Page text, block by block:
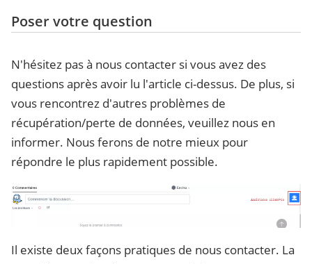
Poser votre question
N'hésitez pas à nous contacter si vous avez des
questions après avoir lu l'article ci-dessus. De plus, si
vous rencontrez d'autres problèmes de
récupération/perte de données, veuillez nous en
informer. Nous ferons de notre mieux pour
répondre le plus rapidement possible.
Il existe deux façons pratiques de nous contacter. La